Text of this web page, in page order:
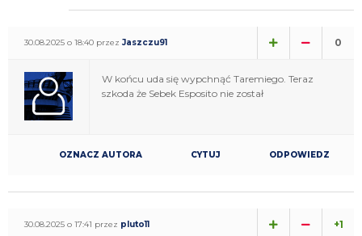
30.08.2025 o 18:40 przez Jaszczu91 0
W końcu uda się wypchnąć Taremiego. Teraz
szkoda że Sebek Esposito nie został
OZNACZ AUTORA CYTUJ ODPOWIEDZ
30.08.2025 o 17:41 przez pluto11 +1